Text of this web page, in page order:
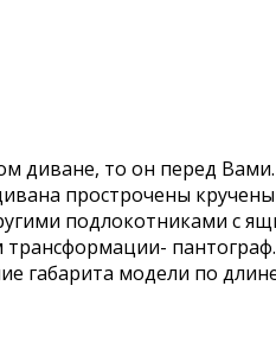
диване, то он перед
прострочены
подлокотниками с
пантограф.
габарита модели по